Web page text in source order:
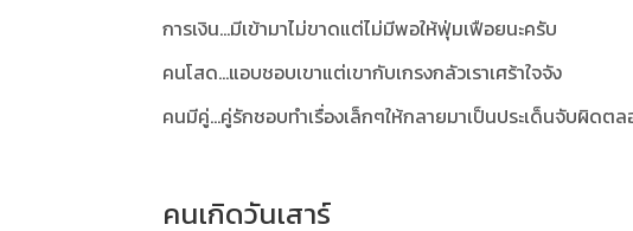
การเงิน...มีเข้ามาไม่ขาดแต่ไม่มีพอให้ฟุ่มเฟือยนะครับ
คนโสด...แอบชอบเขาแต่เขากับเกรงกลัวเราเศร้าใจจัง
คนมีคู่...คู่รักชอบทำเรื่องเล็กๆให้กลายมาเป็นประเด็นจับผิดต
คนเกิดวันเสาร์